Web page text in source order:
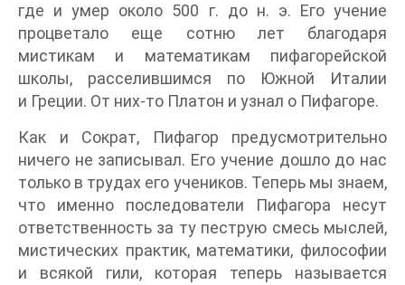
где и умер около 500 г. до н. э. Его учение
процветало еще сотню лет благодаря
мистикам и математикам пифагорейской
школы, расселившимся по Южной Италии
и Греции. От них-то Платон и узнал о Пифагоре.
Как и Сократ, Пифагор предусмотрительно
ничего не записывал. Его учение дошло до нас
только в трудах его учеников. Теперь мы знаем,
что именно последователи Пифагора несут
ответственность за ту пеструю смесь мыслей,
мистических практик, математики, философии
и всякой гили, которая теперь называется